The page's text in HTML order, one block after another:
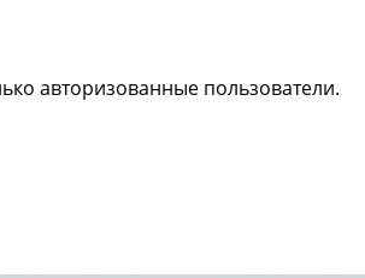
авторизованные пользователи.